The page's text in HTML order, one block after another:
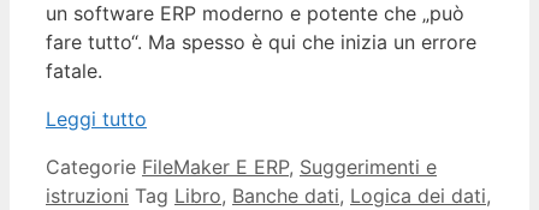
un software ERP moderno e potente che „può
fare tutto“. Ma spesso è qui che inizia un errore
fatale.
Leggi tutto
Categorie FileMaker E ERP, Suggerimenti e
istruzioni Tag Libro, Banche dati, Logica dei dati,